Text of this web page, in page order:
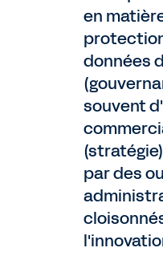
en
données
souvent
par des